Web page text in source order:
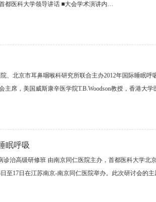
都医科大学领导讲话 ■大会学术演讲内…
、北京市耳鼻咽喉科研究所联合主办2012年国际睡眠
席，美国威斯康辛医学院T.B.Woodson教授，香港大
眠呼吸
治高级研修班 由南京同仁医院主办，首都医科大学
至17日在江苏南京-南京同仁医院举办。此次研讨会的